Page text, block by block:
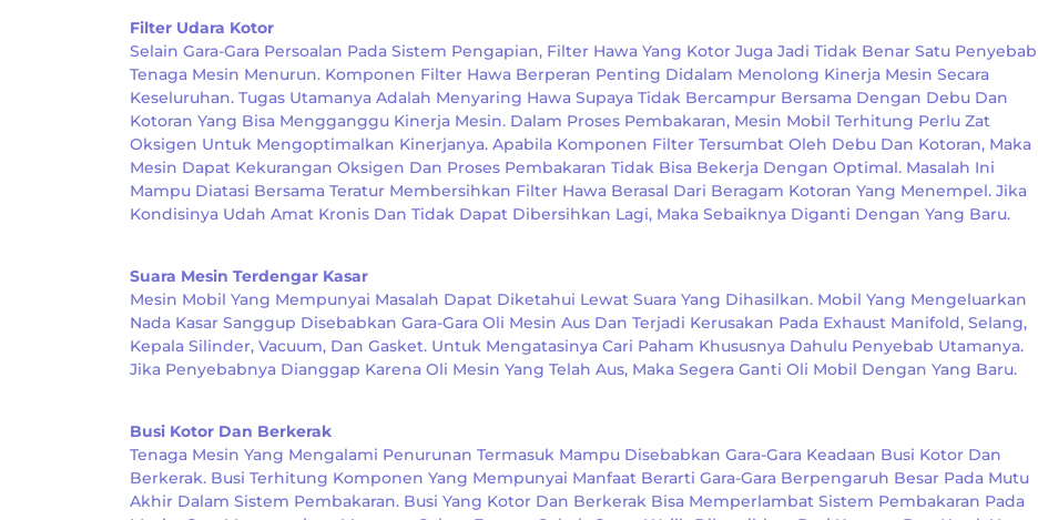
Filter Udara Kotor
Selain Gara-Gara Persoalan Pada Sistem Pengapian, Filter Hawa Yang Kotor Juga Jadi Tidak Benar Satu Penyebab
Tenaga Mesin Menurun. Komponen Filter Hawa Berperan Penting Didalam Menolong Kinerja Mesin Secara
Keseluruhan. Tugas Utamanya Adalah Menyaring Hawa Supaya Tidak Bercampur Bersama Dengan Debu Dan
Kotoran Yang Bisa Mengganggu Kinerja Mesin. Dalam Proses Pembakaran, Mesin Mobil Terhitung Perlu Zat
Oksigen Untuk Mengoptimalkan Kinerjanya. Apabila Komponen Filter Tersumbat Oleh Debu Dan Kotoran, Maka
Mesin Dapat Kekurangan Oksigen Dan Proses Pembakaran Tidak Bisa Bekerja Dengan Optimal. Masalah Ini
Mampu Diatasi Bersama Teratur Membersihkan Filter Hawa Berasal Dari Beragam Kotoran Yang Menempel. Jika
Kondisinya Udah Amat Kronis Dan Tidak Dapat Dibersihkan Lagi, Maka Sebaiknya Diganti Dengan Yang Baru.
Suara Mesin Terdengar Kasar
Mesin Mobil Yang Mempunyai Masalah Dapat Diketahui Lewat Suara Yang Dihasilkan. Mobil Yang Mengeluarkan
Nada Kasar Sanggup Disebabkan Gara-Gara Oli Mesin Aus Dan Terjadi Kerusakan Pada Exhaust Manifold, Selang,
Kepala Silinder, Vacuum, Dan Gasket. Untuk Mengatasinya Cari Paham Khususnya Dahulu Penyebab Utamanya.
Jika Penyebabnya Dianggap Karena Oli Mesin Yang Telah Aus, Maka Segera Ganti Oli Mobil Dengan Yang Baru.
Busi Kotor Dan Berkerak
Tenaga Mesin Yang Mengalami Penurunan Termasuk Mampu Disebabkan Gara-Gara Keadaan Busi Kotor Dan
Berkerak. Busi Terhitung Komponen Yang Mempunyai Manfaat Berarti Gara-Gara Berpengaruh Besar Pada Mutu
Akhir Dalam Sistem Pembakaran. Busi Yang Kotor Dan Berkerak Bisa Memperlambat Sistem Pembakaran Pada